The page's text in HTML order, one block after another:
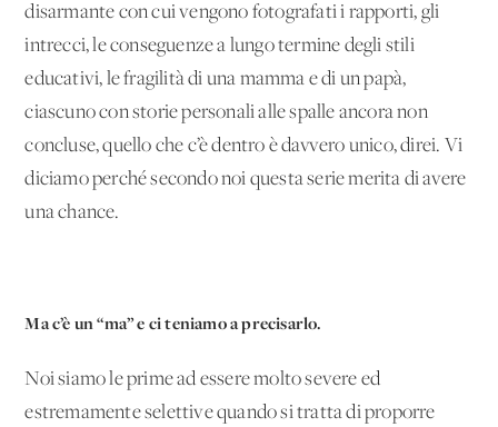
disarmante con cui vengono fotografati i rapporti, gli
intrecci, le conseguenze a lungo termine degli stili
educativi, le fragilità di una mamma e di un papà,
ciascuno con storie personali alle spalle ancora non
concluse, quello che c’è dentro è davvero unico, direi. Vi
diciamo perché secondo noi questa serie merita di avere
una chance.
Ma c’è un “ma” e ci teniamo a precisarlo.
Noi siamo le prime ad essere molto severe ed
estremamente selettive quando si tratta di proporre